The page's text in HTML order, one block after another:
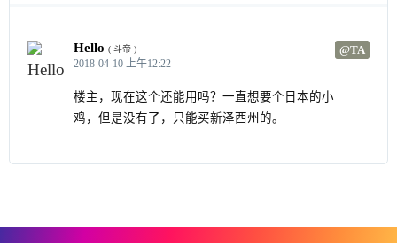
Hello @TA
( 斗帝 )
2018-04-10 上午12:22
楼主，现在这个还能用吗？一直想要个日本的小
鸡，但是没有了，只能买新泽西州的。